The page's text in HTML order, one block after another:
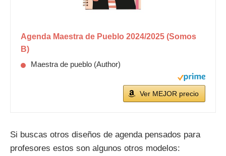
Agenda Maestra de Pueblo 2024/2025 (Somos
B)
Maestra de pueblo (Author)
Ver MEJOR precio
Si buscas otros diseños de agenda pensados para
profesores estos son algunos otros modelos: